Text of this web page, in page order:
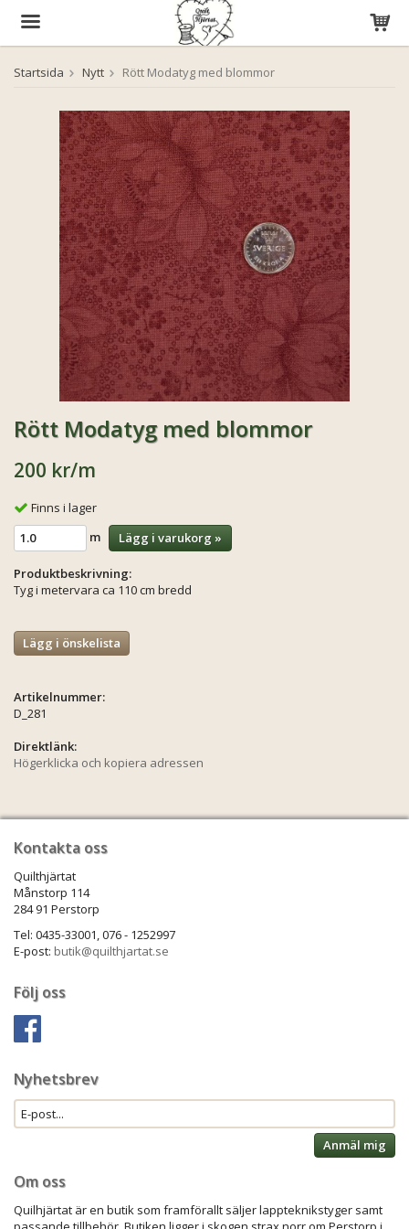
Produkten har blivit tillagd i varukorgen
Startsida Nytt Rött Modatyg med blommor
Rött Modatyg med blommor
200 kr/m
Finns i lager
m
Lägg i varukorg »
Produktbeskrivning:
Tyg i metervara ca 110 cm bredd
Lägg i önskelista
Artikelnummer:
D_281
Direktlänk:
Högerklicka och kopiera adressen
Kontakta oss
Quilthjärtat
Månstorp 114
284 91 Perstorp
Tel: 0435-33001, 076 - 1252997
E-post: butik@quilthjartat.se
Följ oss
Nyhetsbrev
Anmäl mig
Om oss
Quilhjärtat är en butik som framförallt säljer lappteknikstyger samt